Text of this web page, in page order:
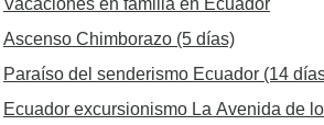
Vacaciones en familia en Ecuador
Ascenso Chimborazo (5 días)
Paraíso del senderismo Ecuador (14
Ecuador excursionismo La Avenida de